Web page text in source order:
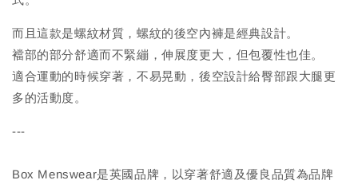
而且這款是螺紋材質，螺紋的後空內褲是經典設計。
襠部的部分舒適而不緊繃，伸展度更大，但包覆性也佳。
適合運動的時候穿著，不易晃動，後空設計給臀部跟大腿更
多的活動度。
---
Box Menswear是英國品牌，以穿著舒適及優良品質為品牌